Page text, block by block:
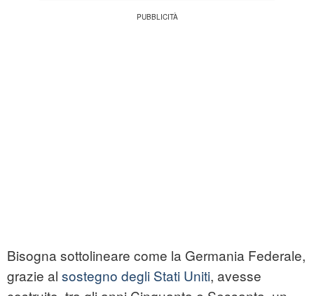
Bisogna sottolineare come la Germania Federale,
grazie al sostegno degli Stati Uniti, avesse